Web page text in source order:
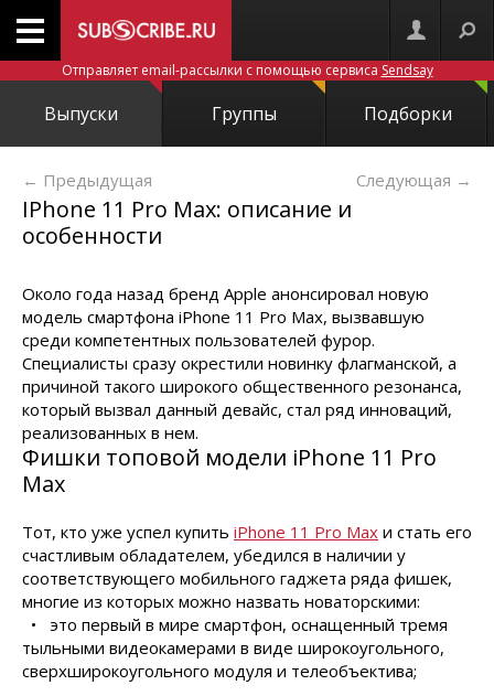
Отправляет email-рассылки с помощью сервиса Sendsay
Выпуски Группы Подборки
← Предыдущая Следующая →
IРhone 11 Рro Мax: описание и
особенности
Около года назад бренд Apple анонсировал новую
модель смартфона iРhone 11 Рro Мax, вызвавшую
среди компетентных пользователей фурор.
Специалисты сразу окрестили новинку флагманской, а
причиной такого широкого общественного резонанса,
который вызвал данный девайс, стал ряд инноваций,
реализованных в нем.
Фишки топовой модели iРhone 11 Рro
Мax
Тот, кто уже успел купить iРhone 11 Рro Мax и стать его
счастливым обладателем, убедился в наличии у
соответствующего мобильного гаджета ряда фишек,
многие из которых можно назвать новаторскими:
• это первый в мире смартфон, оснащенный тремя
тыльными видеокамерами в виде широкоугольного,
сверхширокоугольного модуля и телеобъектива;